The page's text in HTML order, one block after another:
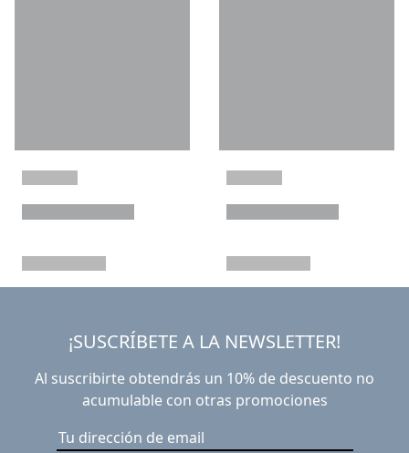
¡SUSCRÍBETE A LA NEWSLETTER!
Al suscribirte obtendrás un 10% de descuento no
acumulable con otras promociones